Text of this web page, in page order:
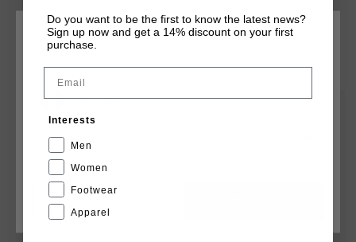
CHOISISSEZ VOTRE EMPLACEMENT ET VOTRE
France
Do you want to be the first to know the latest news?
Sign up now and get a 14% discount on your first
purchase.
Interests
Men
Women
Footwear
Apparel